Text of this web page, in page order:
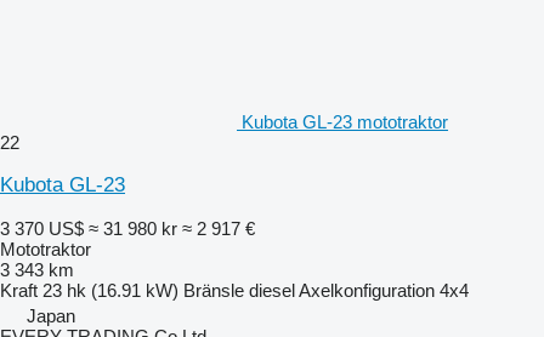
Kubota GL-23 mototraktor
22
Kubota GL-23
3 370 US$ ≈ 31 980 kr ≈ 2 917 €
Mototraktor
3 343 km
Kraft 23 hk (16.91 kW) Bränsle dieselAxelkonfiguration 4x4
Japan